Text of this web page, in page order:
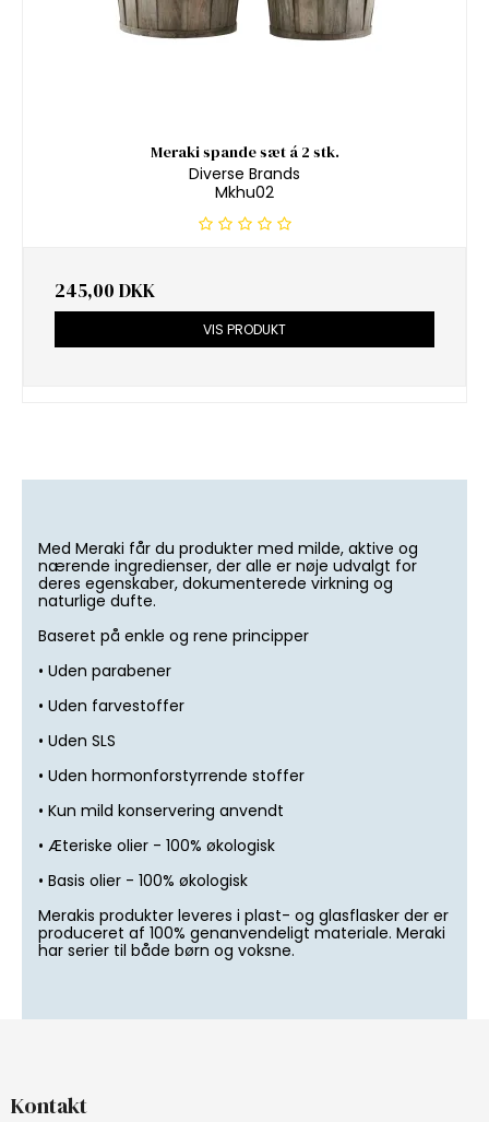
Meraki spande sæt á 2 stk.
Diverse Brands
Mkhu02
245,00 DKK
VIS PRODUKT
Med Meraki får du produkter med milde, aktive og
nærende ingredienser, der alle er nøje udvalgt for
deres egenskaber, dokumenterede virkning og
naturlige dufte.
Baseret på enkle og rene principper
• Uden parabener
• Uden farvestoffer
• Uden SLS
• Uden hormonforstyrrende stoffer
• Kun mild konservering anvendt
• Æteriske olier - 100% økologisk
• Basis olier - 100% økologisk
Merakis produkter leveres i plast- og glasflasker der er
produceret af 100% genanvendeligt materiale. Meraki
har serier til både børn og voksne.
Kontakt